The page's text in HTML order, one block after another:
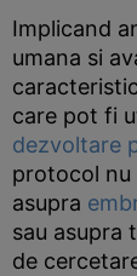
Implicand
umana si
care pot fi
dezvoltare
protocol nu
asupra
sau asupra
de